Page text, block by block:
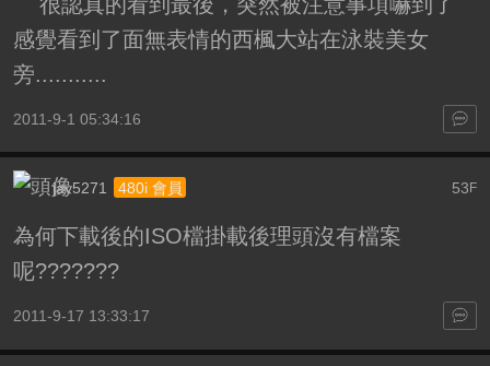
感覺看到了面無表情的西楓大站在泳裝美女
旁...........
2011-9-1 05:34:16
53 F
jay5271 480i 會員
為何下載後的ISO檔掛載後理頭沒有檔案
呢???????
2011-9-17 13:33:17